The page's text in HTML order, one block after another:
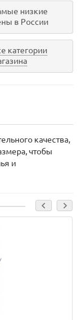
низкие
в России
категории
качества,
чтобы
и